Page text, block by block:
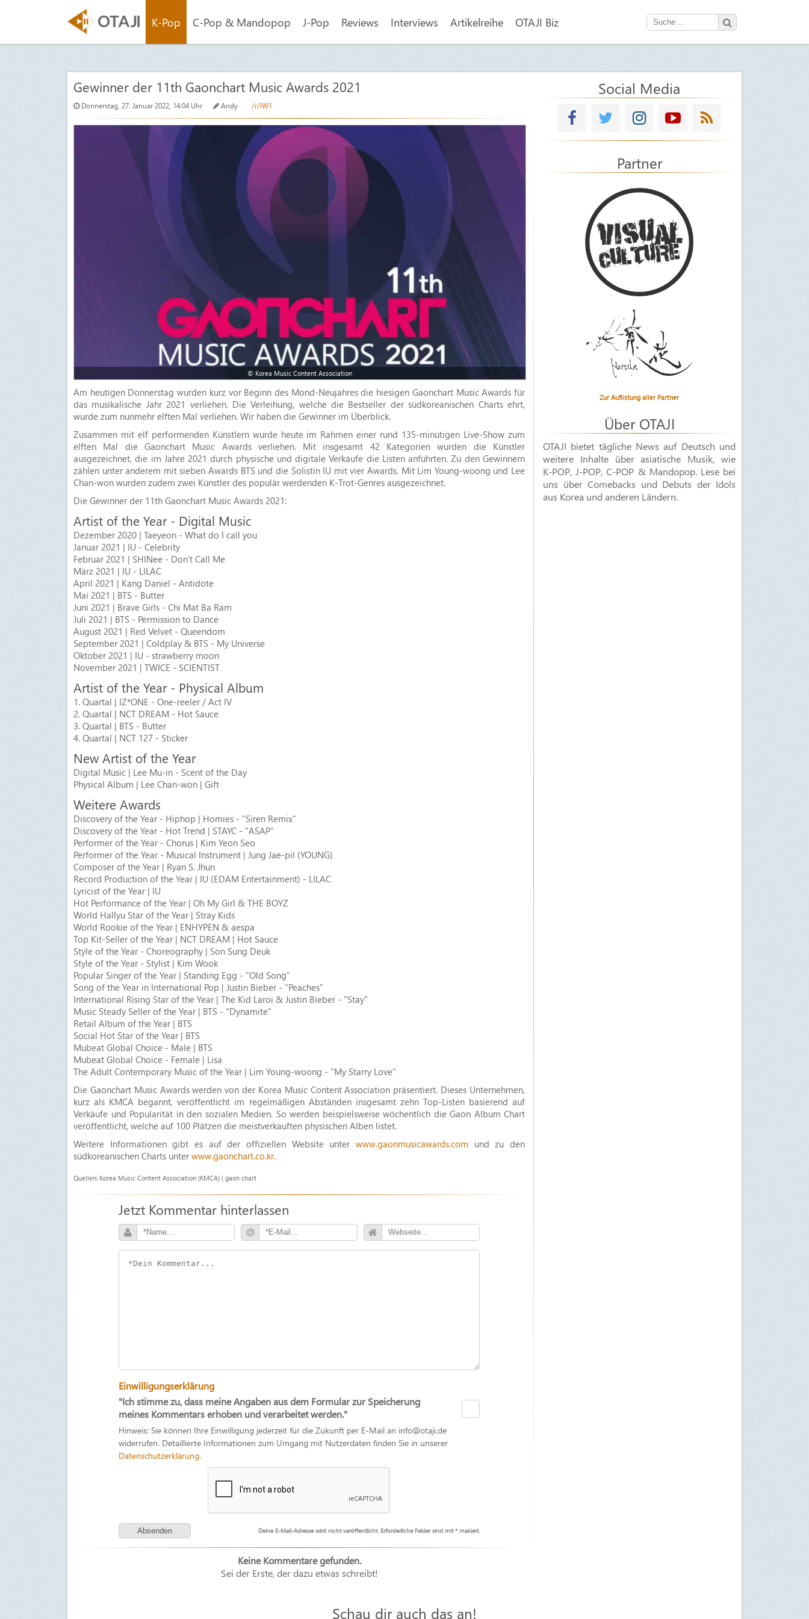
K-Pop C-Pop & Mandopop J-Pop Reviews Interviews Artikelreihe OTAJI Biz
Gewinner der 11th Gaonchart Music Awards 2021
Donnerstag, 27. Januar 2022, 14:04 Uhr Andy /r/lW1
© Korea Music Content Association
Am heutigen Donnerstag wurden kurz vor Beginn des Mond-Neujahres die hiesigen Gaonchart Music Awards für
das musikalische Jahr 2021 verliehen. Die Verleihung, welche die Bestseller der südkoreanischen Charts ehrt,
wurde zum nunmehr elften Mal verliehen. Wir haben die Gewinner im Überblick.
Zusammen mit elf performenden Künstlern wurde heute im Rahmen einer rund 135-minütigen Live-Show zum
elften Mal die Gaonchart Music Awards verliehen. Mit insgesamt 42 Kategorien wurden die Künstler
ausgezeichnet, die im Jahre 2021 durch physische und digitale Verkäufe die Listen anführten. Zu den Gewinnern
zählen unter anderem mit sieben Awards BTS und die Solistin IU mit vier Awards. Mit Lim Young-woong und Lee
Chan-won wurden zudem zwei Künstler des populär werdenden K-Trot-Genres ausgezeichnet.
Die Gewinner der 11th Gaonchart Music Awards 2021:
Artist of the Year - Digital Music
Dezember 2020 | Taeyeon - What do I call you
Januar 2021 | IU - Celebrity
Februar 2021 | SHINee - Don't Call Me
März 2021 | IU - LILAC
April 2021 | Kang Daniel - Antidote
Mai 2021 | BTS - Butter
Juni 2021 | Brave Girls - Chi Mat Ba Ram
Juli 2021 | BTS - Permission to Dance
August 2021 | Red Velvet - Queendom
September 2021 | Coldplay & BTS - My Universe
Oktober 2021 | IU - strawberry moon
November 2021 | TWICE - SCIENTIST
Artist of the Year - Physical Album
1. Quartal | IZ*ONE - One-reeler / Act IV
2. Quartal | NCT DREAM - Hot Sauce
3. Quartal | BTS - Butter
4. Quartal | NCT 127 - Sticker
New Artist of the Year
Digital Music | Lee Mu-in - Scent of the Day
Physical Album | Lee Chan-won | Gift
Weitere Awards
Discovery of the Year - Hiphop | Homies - "Siren Remix"
Discovery of the Year - Hot Trend | STAYC - "ASAP"
Performer of the Year - Chorus | Kim Yeon Seo
Performer of the Year - Musical Instrument | Jung Jae-pil (YOUNG)
Composer of the Year | Ryan S. Jhun
Record Production of the Year | IU (EDAM Entertainment) - LILAC
Lyricist of the Year | IU
Hot Performance of the Year | Oh My Girl & THE BOYZ
World Hallyu Star of the Year | Stray Kids
World Rookie of the Year | ENHYPEN & aespa
Top Kit-Seller of the Year | NCT DREAM | Hot Sauce
Style of the Year - Choreography | Son Sung Deuk
Style of the Year - Stylist | Kim Wook
Popular Singer of the Year | Standing Egg - "Old Song"
Song of the Year in International Pop | Justin Bieber - "Peaches"
International Rising Star of the Year | The Kid Laroi & Justin Bieber - "Stay"
Music Steady Seller of the Year | BTS - "Dynamite"
Retail Album of the Year | BTS
Social Hot Star of the Year | BTS
Mubeat Global Choice - Male | BTS
Mubeat Global Choice - Female | Lisa
The Adult Contemporary Music of the Year | Lim Young-woong - "My Starry Love"
Die Gaonchart Music Awards werden von der Korea Music Content Association präsentiert. Dieses Unternehmen,
kurz als KMCA begannt, veröffentlicht im regelmäßigen Abständen insgesamt zehn Top-Listen basierend auf
Verkäufe und Popularität in den sozialen Medien. So werden beispielsweise wöchentlich die Gaon Album Chart
veröffentlicht, welche auf 100 Plätzen die meistverkauften physischen Alben listet.
Weitere Informationen gibt es auf der offiziellen Website unter www.gaonmusicawards.com und zu den
südkoreanischen Charts unter www.gaonchart.co.kr.
Quellen: Korea Music Content Association (KMCA) | gaon chart
Jetzt Kommentar hinterlassen
Einwilligungserklärung
"Ich stimme zu, dass meine Angaben aus dem Formular zur Speicherung
meines Kommentars erhoben und verarbeitet werden."
Hinweis: Sie können Ihre Einwilligung jederzeit für die Zukunft per E-Mail an info@otaji.de
widerrufen. Detaillierte Informationen zum Umgang mit Nutzerdaten finden Sie in unserer
Datenschutzerklärung.
Deine E-Mail-Adresse wird nicht veröffentlicht. Erforderliche Felder sind mit * makiert.
Keine Kommentare gefunden.
Sei der Erste, der dazu etwas schreibt!
Social Media
Partner
Zur Auflistung aller Partner
Über OTAJI
OTAJI bietet tägliche News auf Deutsch und
weitere Inhalte über asiatische Musik, wie
K-POP,J-POP,C-POP & Mandopop. Lese bei
uns über Comebacks und Debuts der Idols
aus Korea und anderen Ländern.
Schau dir auch das an!